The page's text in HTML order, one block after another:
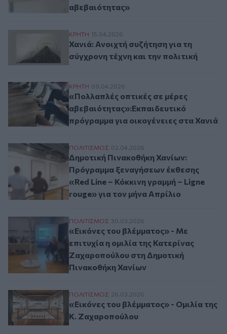
αβεβαιότητας»
Χανιά: Ανοιχτή συζήτηση για τη σύγχρονη
ΚΡΗΤΗ 15.04.2026
Χανιά: Ανοιχτή συζήτηση για τη
σύγχρονη τέχνη και την πολιτική
«Πολλαπλές οπτικές σε μέρες
ΚΡΗΤΗ 09.04.2026
«Πολλαπλές οπτικές σε μέρες
αβεβαιότητας»:Εκπαιδευτικό
πρόγραμμα για οικογένειες στα Χανιά
Δημοτική Πινακοθήκη Χανίων:
ΠΟΛΙΤΙΣΜΟΣ 02.04.2026
Δημοτική Πινακοθήκη Χανίων:
Πρόγραμμα ξεναγήσεων έκθεσης
«Red Line – Κόκκινη γραμμή – Ligne
rouge» για τον μήνα Απρίλιο
«Εικόνες του βλέμματος» - Με επιτυχία
ΠΟΛΙΤΙΣΜΟΣ 30.03.2026
«Εικόνες του βλέμματος» - Με
επιτυχία η ομιλία της Κατερίνας
Ζαχαροπούλου στη Δημοτική
Πινακοθήκη Χανίων
«Εικόνες του βλέμματος» - Ομιλία της
ΠΟΛΙΤΙΣΜΟΣ 26.03.2026
«Εικόνες του βλέμματος» - Ομιλία της
Κ. Ζαχαροπούλου